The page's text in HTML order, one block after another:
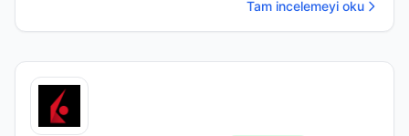
Tam incelemeyi oku